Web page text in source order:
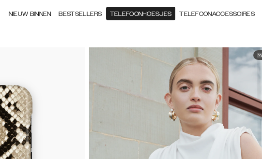
NIEUW BINNEN BESTSELLERS TELEFOONHOESJES TELEFOONACCESSOIRES